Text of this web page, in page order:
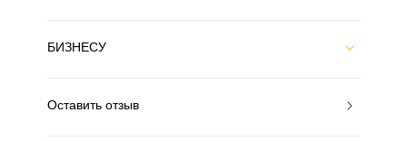
БИЗНЕСУ
Оставить отзыв